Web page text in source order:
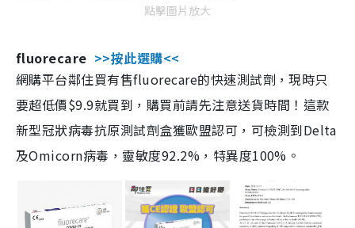
點擊圖片放大
fluorecare >>按此選購<<
網購平台鄰住買有售fluorecare的快速測試劑，現時只
要超低價$9.9就買到，購買前請先注意送貨時間！這款
新型冠狀病毒抗原測試劑盒獲歐盟認可，可檢測到Delta
及Omicorn病毒，靈敏度92.2%，特異度100%。